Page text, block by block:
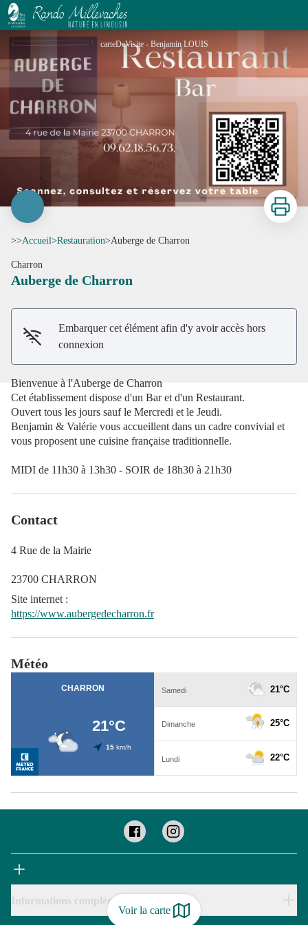
Auberge de Charron
Voir la carte
carteDeVisite - Benjamin LOUIS
Imprimer
>>Accueil>Restauration>Auberge de Charron
Charron
Auberge de Charron
Embarquer cet élément afin d'y avoir accès hors
connexion
Bienvenue à l'Auberge de Charron
Cet établissement dispose d'un Bar et d'un Restaurant.
Ouvert tous les jours sauf le Mercredi et le Jeudi.
Benjamin & Valérie vous accueillent dans un cadre convivial et
vous proposent une cuisine française traditionnelle.
MIDI de 11h30 à 13h30 - SOIR de 18h30 à 21h30
Contact
4 Rue de la Mairie
23700 CHARRON
Site internet :
https://www.aubergedecharron.fr
Météo
Informations complémentaires